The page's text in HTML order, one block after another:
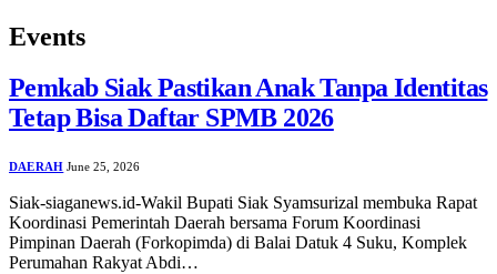
Events
Pemkab Siak Pastikan Anak Tanpa Identitas
Tetap Bisa Daftar SPMB 2026
DAERAH June 25, 2026
Siak-siaganews.id-Wakil Bupati Siak Syamsurizal membuka Rapat
Koordinasi Pemerintah Daerah bersama Forum Koordinasi
Pimpinan Daerah (Forkopimda) di Balai Datuk 4 Suku, Komplek
Perumahan Rakyat Abdi…